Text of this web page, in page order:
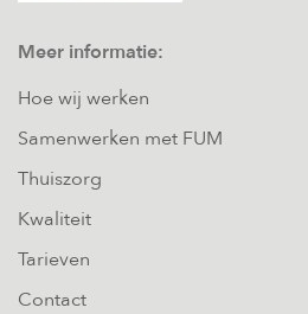
Meer informatie:
Hoe wij werken
Samenwerken met FUM
Thuiszorg
Kwaliteit
Tarieven
Contact